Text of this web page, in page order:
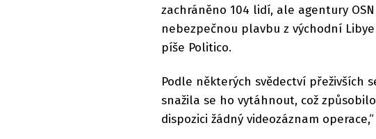
zachráněno 104 lidí, ale agentury
nebezpečnou plavbu z východní
píše Politico.
Podle některých svědectví přeživších
snažila se ho vytáhnout, což
dispozici žádný videozáznam